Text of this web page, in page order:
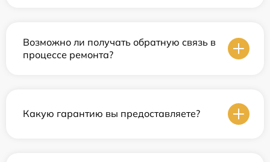
Возможно ли получать обратную связь в
процессе ремонта?
Какую гарантию вы предоставляете?